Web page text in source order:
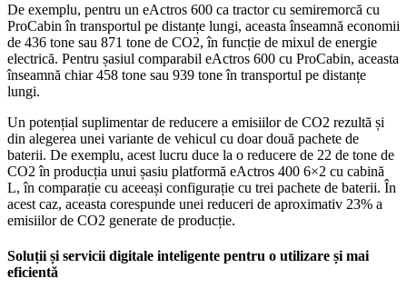
De exemplu, pentru un eActros 600 ca tractor cu semiremorcă cu
ProCabin în transportul pe distanțe lungi, aceasta înseamnă economii
de 436 tone sau 871 tone de CO2, în funcție de mixul de energie
electrică. Pentru șasiul comparabil eActros 600 cu ProCabin, aceasta
înseamnă chiar 458 tone sau 939 tone în transportul pe distanțe
lungi.
Un potențial suplimentar de reducere a emisiilor de CO2 rezultă și
din alegerea unei variante de vehicul cu doar două pachete de
baterii. De exemplu, acest lucru duce la o reducere de 22 de tone de
CO2 în producția unui șasiu platformă eActros 400 6×2 cu cabină
L, în comparație cu aceeași configurație cu trei pachete de baterii. În
acest caz, aceasta corespunde unei reduceri de aproximativ 23% a
emisiilor de CO2 generate de producție.
Soluții și servicii digitale inteligente pentru o utilizare și mai
eficientă